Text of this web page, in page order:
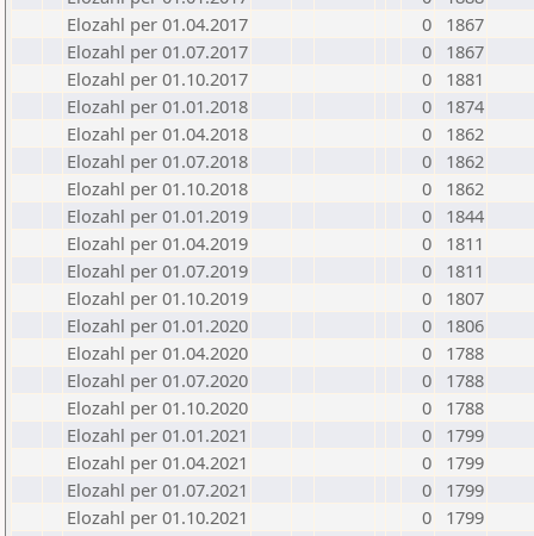
Elozahl per 01.04.2017
0
1867
Elozahl per 01.07.2017
0
1867
Elozahl per 01.10.2017
0
1881
Elozahl per 01.01.2018
0
1874
Elozahl per 01.04.2018
0
1862
Elozahl per 01.07.2018
0
1862
Elozahl per 01.10.2018
0
1862
Elozahl per 01.01.2019
0
1844
Elozahl per 01.04.2019
0
1811
Elozahl per 01.07.2019
0
1811
Elozahl per 01.10.2019
0
1807
Elozahl per 01.01.2020
0
1806
Elozahl per 01.04.2020
0
1788
Elozahl per 01.07.2020
0
1788
Elozahl per 01.10.2020
0
1788
Elozahl per 01.01.2021
0
1799
Elozahl per 01.04.2021
0
1799
Elozahl per 01.07.2021
0
1799
Elozahl per 01.10.2021
0
1799